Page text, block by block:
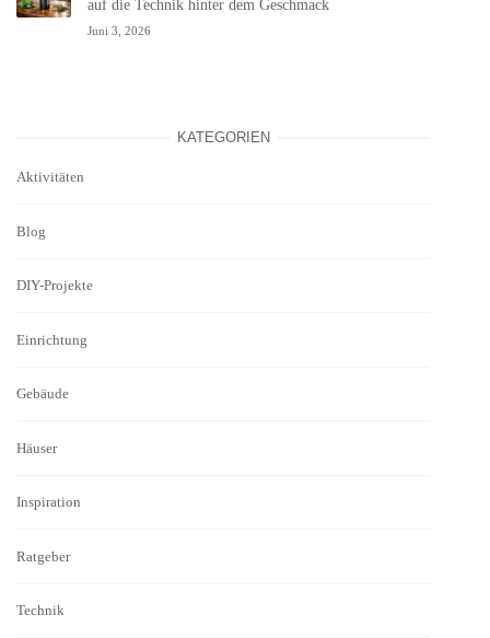
auf die Technik hinter dem Geschmack
Juni 3, 2026
KATEGORIEN
Aktivitäten
Blog
DIY-Projekte
Einrichtung
Gebäude
Häuser
Inspiration
Ratgeber
Technik